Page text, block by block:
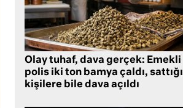
Olay tuhaf, dava gerçek: Emekli
polis iki ton bamya çaldı, sattığı
kişilere bile dava açıldı